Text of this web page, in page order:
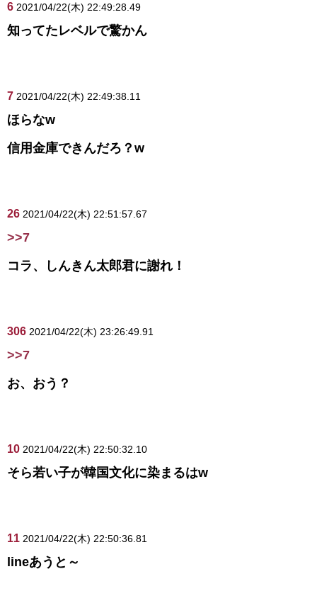
6 2021/04/22(木) 22:49:28.49
知ってたレベルで驚かん
7 2021/04/22(木) 22:49:38.11
ほらなw
信用金庫できんだろ？w
26 2021/04/22(木) 22:51:57.67
>>7
コラ、しんきん太郎君に謝れ！
306 2021/04/22(木) 23:26:49.91
>>7
お、おう？
10 2021/04/22(木) 22:50:32.10
そら若い子が韓国文化に染まるはw
11 2021/04/22(木) 22:50:36.81
lineあうと～